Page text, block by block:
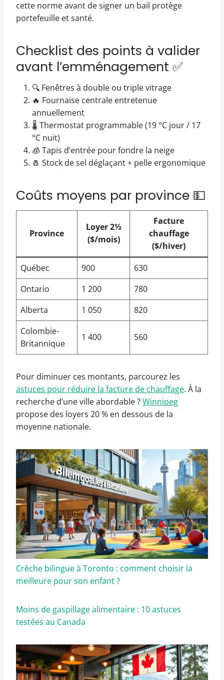
cette norme avant de signer un bail protège
portefeuille et santé.
Checklist des points à valider
avant l’emménagement ✅
🔍 Fenêtres à double ou triple vitrage
🔥 Fournaise centrale entretenue
annuellement
🌡️ Thermostat programmable (19 °C jour / 17
°C nuit)
🧊 Tapis d’entrée pour fondre la neige
🧂 Stock de sel déglaçant + pelle ergonomique
Coûts moyens par province 💵
Province
Loyer 2½
($/mois)
Facture
chauffage
($/hiver)
Québec
900
630
Ontario
1 200
780
Alberta
1 050
820
Colombie-
Britannique
1 400 560
Pour diminuer ces montants, parcourez les
astuces pour réduire la facture de chauffage. À la
recherche d’une ville abordable ?Winnipeg
propose des loyers 20 % en dessous de la
moyenne nationale.
Crèche bilingue à Toronto : comment choisir la
meilleure pour son enfant ?
Moins de gaspillage alimentaire : 10 astuces
testées au Canada